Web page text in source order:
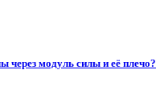
через модуль силы и её плечо?